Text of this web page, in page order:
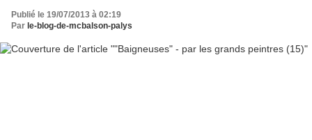
Publié le 19/07/2013 à 02:19
Par le-blog-de-mcbalson-palys